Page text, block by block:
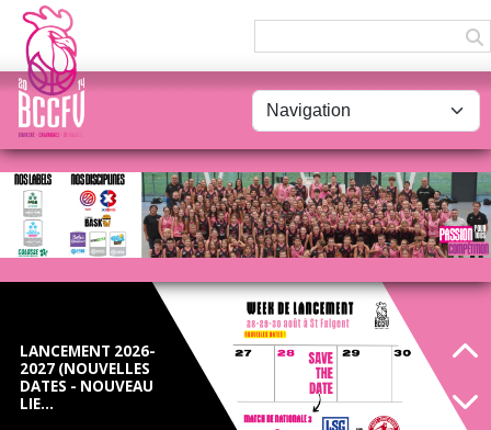
CONTES DES
PARQUETS
LANCEMENT 2026-
2027 (NOUVELLES
DATES - NOUVEAU
LIE...
Panneau de gestion des cookies